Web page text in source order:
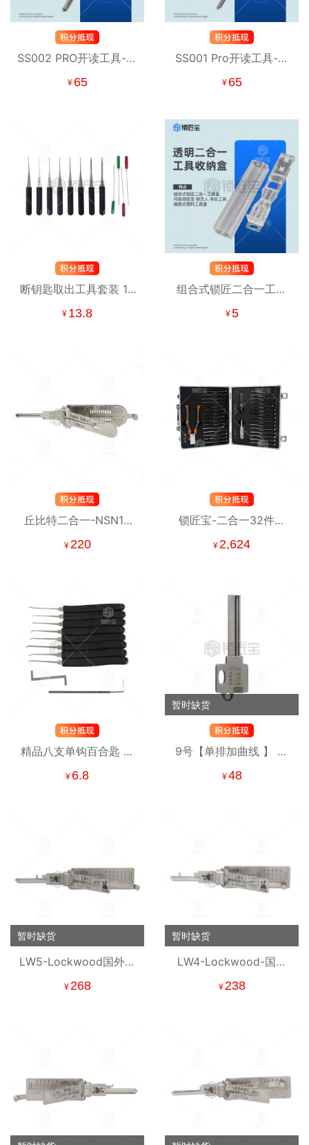
SS002 PRO开读工具-电
系列
¥ 65
SS001 Pro开读工具-防
¥ 65
断钥匙取出工具套装 12
件套 断钥匙取出器
¥ 13.8
组合式锁匠二合一工具
盒 透明二合一工具收纳
¥5
丘比特二合一-NSN14
10Pin(2015) 10齿尼桑
¥220
锁匠宝-二合一32件套
读齿开启工具 16把立铣
16把平铣 覆盖常见车型
¥2,624
精品八支单钩百合匙 锁
匠新手练功 入门级单钩
¥ 6.8
暂时缺货
9号【单排加曲线 】 强
者归来锡纸工具 锡纸快
¥48
暂时缺货
LW5-Lockwood国外民
用锁读齿开启工具-平铣
¥268
暂时缺货
LW4-Lockwood-国外
民用锁读齿开启工具-平
¥238